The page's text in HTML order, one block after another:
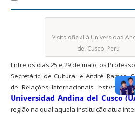
Visita oficial à Universidad
del Cusco, Perú
Entre os dias 25 e 29 de maio, os
Secretário de Cultura, e André Ramos,
de Relações Internacionais, estiveram
Universidad Andina del Cusco
região na qual aquela instituição atua